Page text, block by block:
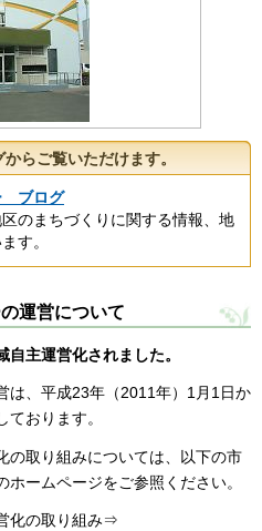
らご覧いただけます。
ブログ
のまちづくりに関する情報、地
す。
運営について
主運営化されました。
は、平成23年（2011年）1月1日か
おります。
の取り組みについては、以下の市
ームページをご参照ください。
化の取り組み⇒